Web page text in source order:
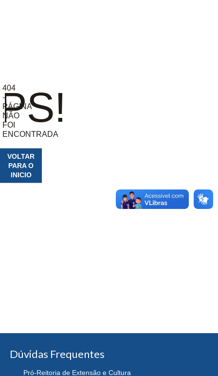
404
-
PÁGINA
NÃO
FOI
ENCONTRADA
VOLTAR
PARA O
INICIO
Dúvidas Frequentes
Pró-Reitoria de Extensão e Cultura